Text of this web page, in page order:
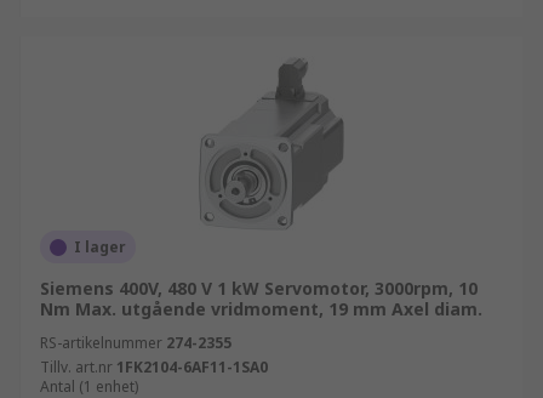
I lager
Siemens 400V, 480 V 1 kW Servomotor, 3000rpm, 10
Nm Max. utgående vridmoment, 19 mm Axel diam.
RS-artikelnummer 274-2355
Tillv. art.nr 1FK2104-6AF11-1SA0
Antal (1 enhet)